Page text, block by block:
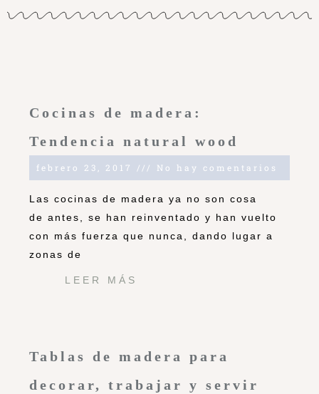
Cocinas de madera:
Tendencia natural wood
febrero 23, 2017 No hay comentarios
Las cocinas de madera ya no son cosa
de antes, se han reinventado y han vuelto
con más fuerza que nunca, dando lugar a
zonas de
LEER MÁS
Tablas de madera para
decorar, trabajar y servir